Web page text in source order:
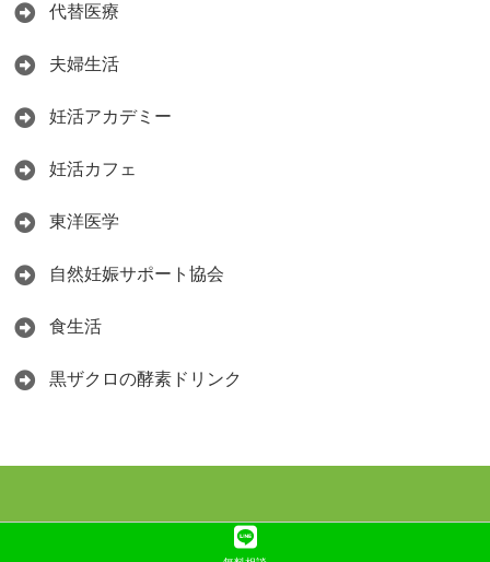
代替医療
夫婦生活
妊活アカデミー
妊活カフェ
東洋医学
自然妊娠サポート協会
食生活
黒ザクロの酵素ドリンク